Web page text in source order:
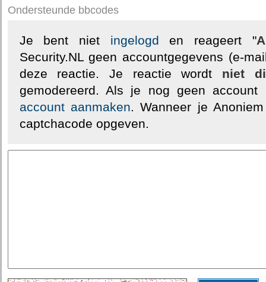
Ondersteunde bbcodes
Je bent niet ingelogd en reageert "
Security.NL geen accountgegevens (e-
deze reactie. Je reactie wordt niet
gemodereerd. Als je nog geen
account aanmaken. Wanneer je
captchacode opgeven.